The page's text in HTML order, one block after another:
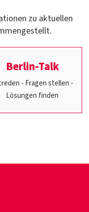
zu aktuellen
Berlin-Talk
- Fragen stellen -
Lösungen finden
Fenster)
neuem